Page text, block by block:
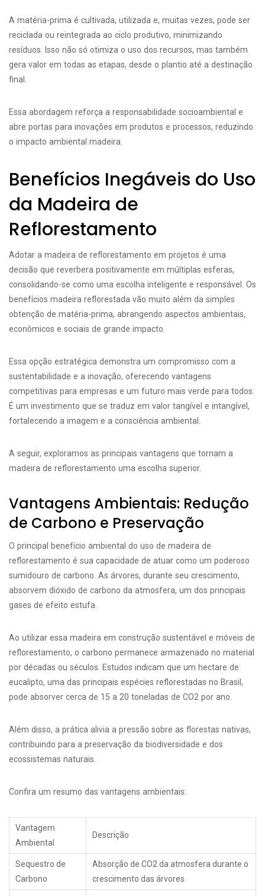
A matéria-prima é cultivada, utilizada e, muitas vezes, pode ser
reciclada ou reintegrada ao ciclo produtivo, minimizando
resíduos. Isso não só otimiza o uso dos recursos, mas também
gera valor em todas as etapas, desde o plantio até a destinação
final.
Essa abordagem reforça a responsabilidade socioambiental e
abre portas para inovações em produtos e processos, reduzindo
o impacto ambiental madeira.
Benefícios Inegáveis do Uso
da Madeira de
Reflorestamento
Adotar a madeira de reflorestamento em projetos é uma
decisão que reverbera positivamente em múltiplas esferas,
consolidando-se como uma escolha inteligente e responsável. Os
benefícios madeira reflorestada vão muito além da simples
obtenção de matéria-prima, abrangendo aspectos ambientais,
econômicos e sociais de grande impacto.
Essa opção estratégica demonstra um compromisso com a
sustentabilidade e a inovação, oferecendo vantagens
competitivas para empresas e um futuro mais verde para todos.
É um investimento que se traduz em valor tangível e intangível,
fortalecendo a imagem e a consciência ambiental.
A seguir, exploramos as principais vantagens que tornam a
madeira de reflorestamento uma escolha superior.
Vantagens Ambientais: Redução
de Carbono e Preservação
O principal benefício ambiental do uso de madeira de
reflorestamento é sua capacidade de atuar como um poderoso
sumidouro de carbono. As árvores, durante seu crescimento,
absorvem dióxido de carbono da atmosfera, um dos principais
gases de efeito estufa.
Ao utilizar essa madeira em construção sustentável e móveis de
reflorestamento, o carbono permanece armazenado no material
por décadas ou séculos. Estudos indicam que um hectare de
eucalipto, uma das principais espécies reflorestadas no Brasil,
pode absorver cerca de 15 a 20 toneladas de CO2 por ano.
Além disso, a prática alivia a pressão sobre as florestas nativas,
contribuindo para a preservação da biodiversidade e dos
ecossistemas naturais.
Confira um resumo das vantagens ambientais:
Vantagem
Ambiental
Descrição
Sequestro de
Carbono
Absorção de CO2 da atmosfera durante o
crescimento das árvores.